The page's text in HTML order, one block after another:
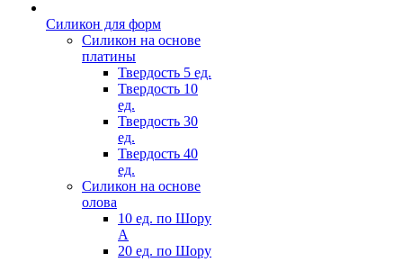
Силикон для форм
Силикон на основе
платины
Твердость 5 ед.
Твердость 10
ед.
Твердость 30
ед.
Твердость 40
ед.
Силикон на основе
олова
10 ед. по Шору
А
20 ед. по Шору